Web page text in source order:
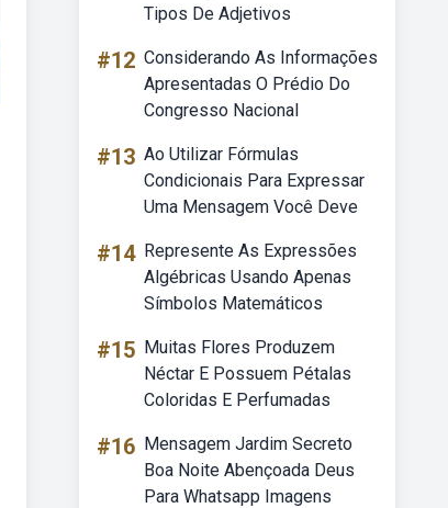
Tipos De Adjetivos
#12 Considerando As Informações
Apresentadas O Prédio Do
Congresso Nacional
#13 Ao Utilizar Fórmulas
Condicionais Para Expressar
Uma Mensagem Você Deve
#14 Represente As Expressões
Algébricas Usando Apenas
Símbolos Matemáticos
#15 Muitas Flores Produzem
Néctar E Possuem Pétalas
Coloridas E Perfumadas
#16 Mensagem Jardim Secreto
Boa Noite Abençoada Deus
Para Whatsapp Imagens